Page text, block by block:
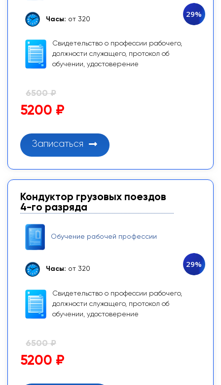
Часы: от 320
Свидетельство о профессии рабочего,
должности служащего, протокол об
обучении, удостоверение
29%
6500 ₽
5200 ₽
Записаться
Кондуктор грузовых поездов
4-го разряда
Обучение рабочей профессии
Часы: от 320
Свидетельство о профессии рабочего,
должности служащего, протокол об
обучении, удостоверение
29%
6500 ₽
5200 ₽